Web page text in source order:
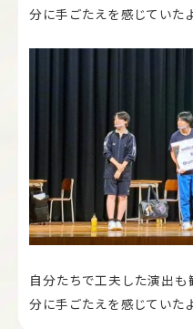
分に手ごたえを感じていたよ
自分たちで工夫した演出も
分に手ごたえを感じていたよ